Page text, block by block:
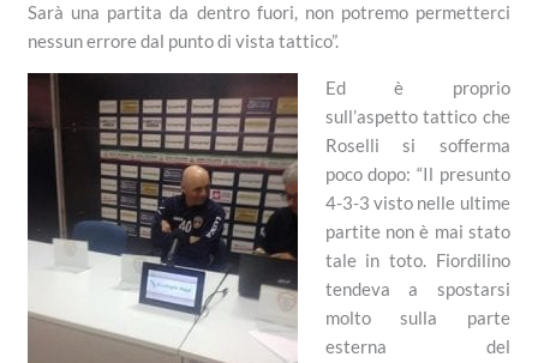
Sarà una partita da dentro fuori, non potremo permetterci
nessun errore dal punto di vista tattico”.
Ed è proprio
sull’aspetto tattico che
Roselli si sofferma
poco dopo: “Il presunto
4-3-3 visto nelle ultime
partite non è mai stato
tale in toto. Fiordilino
tendeva a spostarsi
molto sulla parte
esterna del